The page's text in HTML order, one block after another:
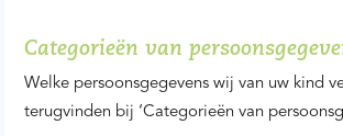
Categorieën van
Welke persoonsgegevens wij van uw kind
terugvinden bij ‘Categorieën van